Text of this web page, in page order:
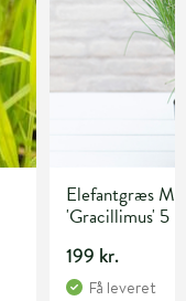
Elefantgræs
'Gracillimus' 5
199 kr.
Få leveret